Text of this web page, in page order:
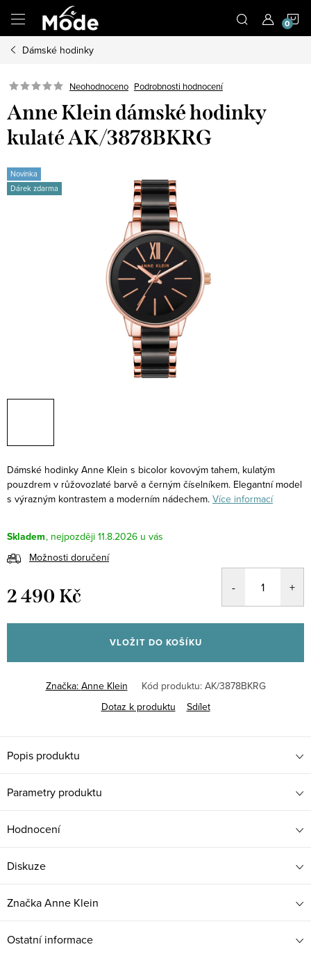
obsah
Dámské hodinky
Neohodnoceno Podrobnosti hodnocení
Anne Klein dámské hodinky
kulaté AK/3878BKRG
Novinka
Dárek zdarma
Dámské hodinky Anne Klein s bicolor kovovým tahem, kulatým
pouzdrem v růžovozlaté barvě a černým číselníkem. Elegantní model
s výrazným kontrastem a moderním nádechem. Více informací
Skladem
11.8.2026
Možnosti doručení
2 490 Kč
cena:
VLOŽIT DO KOŠÍKU
Značka: Anne Klein Kód produktu: AK/3878BKRG
Dotaz k produktu
Sdílet
Popis produktu
Parametry produktu
Hodnocení
Diskuze
ZnačkaAnne Klein
Ostatní informace